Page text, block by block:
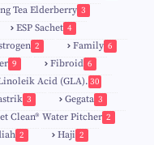
Tea Elderberry 3
ESP Sachet 4
2 Family 6
9 Fibroid 6
Acid (GLA). 30
3 Gegata 3
Clean® Water Pitcher 2
2 Haji 2